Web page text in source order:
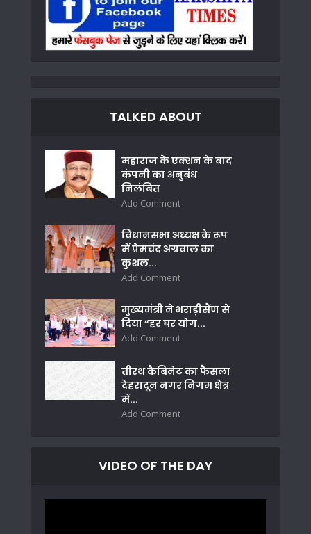
TALKED ABOUT
महाराज के एक्शन के बाद
कंपनी का अनुबंध
निलंबित
Add Comment
विधानसभा अध्यक्ष के रूप
में प्रेमचंद अग्रवाल का
कुशल...
Add Comment
मुख्यमंत्री ने भराड़ीसैंण से
दिया “हर घर योग...
Add Comment
तीरथ कैबिनेट का फैसला
देहरादून नगर निगम क्षेत्र
में...
Add Comment
VIDEO OF THE DAY